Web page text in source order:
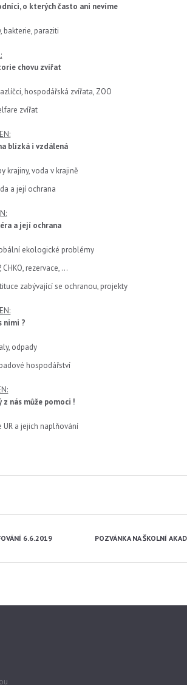
o kterých často ani nevíme
bakterie, paraziti
chovu zvířat
hospodářská zvířata, ZOO
zvířat
blízká i vzdálená
krajiny, voda v krajině
a její ochrana
a její ochrana
ekologické problémy
CHKO, rezervace, …
zabývající se ochranou, projekty
nimi ?
odpady
hospodářství
z nás může pomoci !
UR a jejich naplňování
6.6.2019 POZVÁNKA NA ŠKOLNÍ